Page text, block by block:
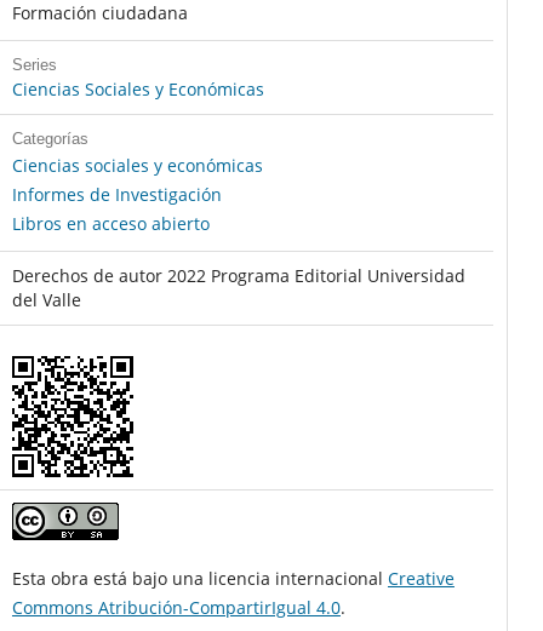
Formación ciudadana
Series
Ciencias Sociales y Económicas
Categorías
Ciencias sociales y económicas
Informes de Investigación
Libros en acceso abierto
Derechos de autor 2022 Programa Editorial Universidad
del Valle
Esta obra está bajo una licencia internacional Creative
Commons Atribución-CompartirIgual 4.0.